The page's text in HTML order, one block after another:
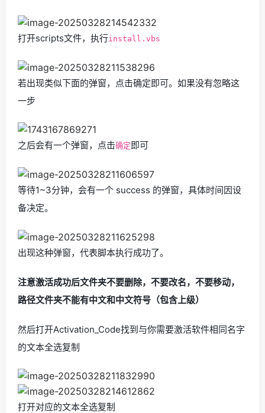
打开scripts文件，执行install.vbs
若出现类似下面的弹窗，点击确定即可。如果没有忽略这
一步
之后会有一个弹窗，点击确定 即可
等待1~3分钟，会有一个 success 的弹窗，具体时间因设
备决定。
出现这种弹窗，代表脚本执行成功了。
注意激活成功后文件夹不要删除，不要改名，不要移动，
路径文件夹不能有中文和中文符号（包含上级）
然后打开Activation_Code找到与你需要激活软件相同名字
的文本全选复制
打开对应的文本全选复制